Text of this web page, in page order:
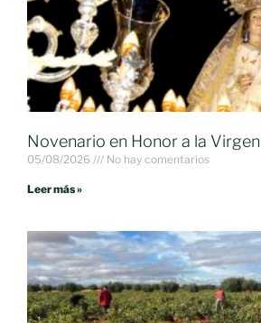
Novenario en Honor a la
05/08/2026 No hay comentarios
Leer más »